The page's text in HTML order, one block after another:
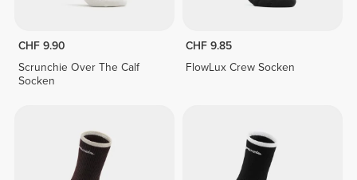
CHF 9.90
Scrunchie Over The Calf
Socken
CHF 9.85
FlowLux Crew Socken